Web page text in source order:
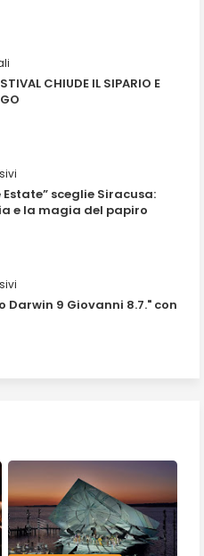
CHIUDE IL SIPARIO E
Estate” sceglie Siracusa:
e la magia del papiro
Darwin 9 Giovanni 8.7." con